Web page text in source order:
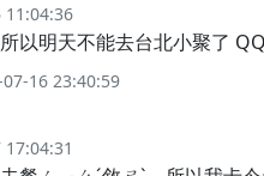
11:04:36
以明天不能去台北小聚了
16 23:40:59